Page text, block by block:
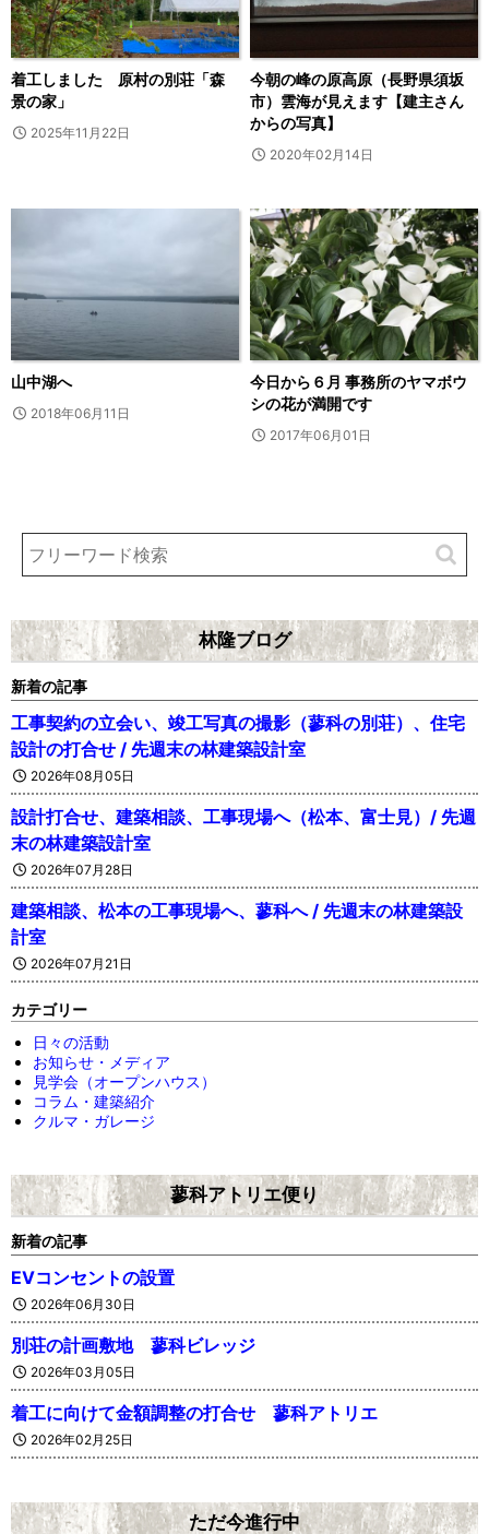
着工しました 原村の別荘「森
景の家」
2025年11月22日
今朝の峰の原高原（長野県須坂
市）雲海が見えます【建主さん
からの写真】
2020年02月14日
山中湖へ
2018年06月11日
今日から６月 事務所のヤマボウ
シの花が満開です
2017年06月01日
林隆ブログ
新着の記事
工事契約の立会い、竣工写真の撮影（蓼科の別荘）、住宅
設計の打合せ / 先週末の林建築設計室
2026年08月05日
設計打合せ、建築相談、工事現場へ（松本、富士見）/ 先週
末の林建築設計室
2026年07月28日
建築相談、松本の工事現場へ、蓼科へ / 先週末の林建築設
計室
2026年07月21日
カテゴリー
日々の活動
お知らせ・メディア
見学会（オープンハウス）
コラム・建築紹介
クルマ・ガレージ
蓼科アトリエ便り
新着の記事
EVコンセントの設置
2026年06月30日
別荘の計画敷地 蓼科ビレッジ
2026年03月05日
着工に向けて金額調整の打合せ 蓼科アトリエ
2026年02月25日
ただ今進行中